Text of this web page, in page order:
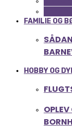
FAMILIE OG
HOBBY OG